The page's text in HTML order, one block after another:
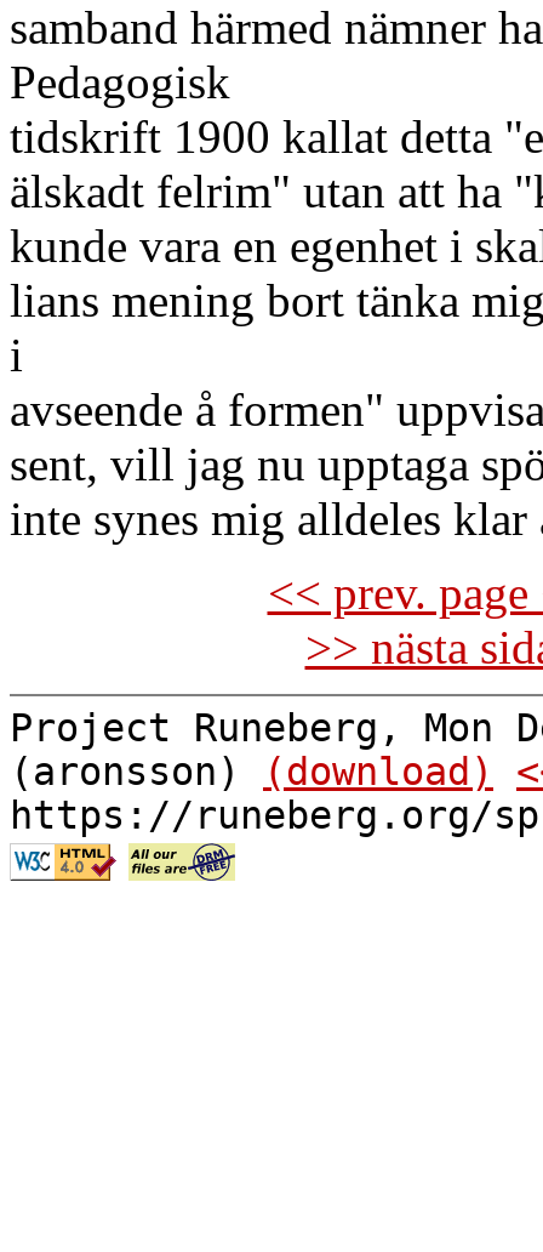
samband härmed nämner
Pedagogisk
tidskrift 1900 kallat detta
älskadt felrim" utan att ha
kunde vara en egenhet i
lians mening bort tänka
i
avseende å formen"
sent, vill jag nu upptaga
inte synes mig alldeles klar
<< prev.
>> nästa
Project Runeberg, Mon
(aronsson)
(download)
https://runeberg.org/